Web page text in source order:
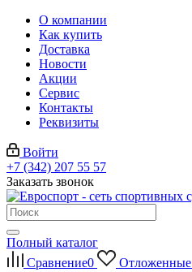
О компании
Как купить
Доставка
Новости
Акции
Сервис
Контакты
Реквизиты
Войти
+7 (342) 207 55 57
Заказать звонок
Полный каталог
Сравнение0 Отложенные